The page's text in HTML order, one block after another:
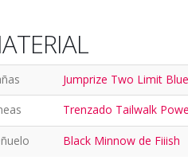
Jumprize Two Limit
Trenzado Tailwalk
Black Minnow de Fiiish